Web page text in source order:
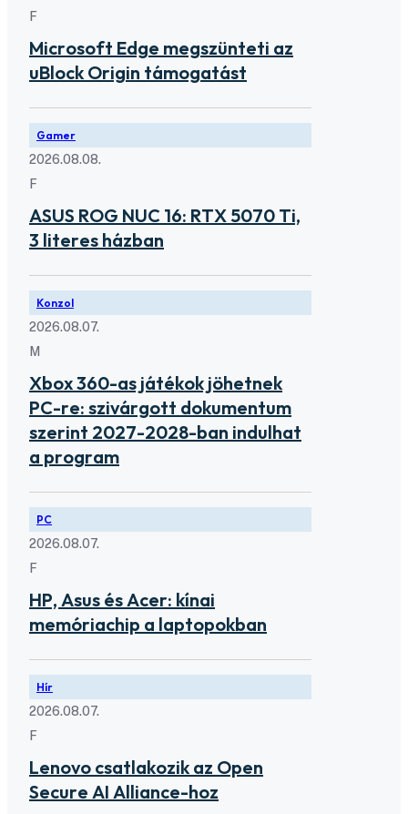
F
Microsoft Edge megszünteti az
uBlock Origin támogatást
Gamer
2026.08.08.
F
ASUS ROG NUC 16: RTX 5070 Ti,
3 literes házban
Konzol
2026.08.07.
M
Xbox 360-as játékok jöhetnek
PC-re: szivárgott dokumentum
szerint 2027-2028-ban indulhat
a program
PC
2026.08.07.
F
HP, Asus és Acer: kínai
memóriachip a laptopokban
Hír
2026.08.07.
F
Lenovo csatlakozik az Open
Secure AI Alliance-hoz